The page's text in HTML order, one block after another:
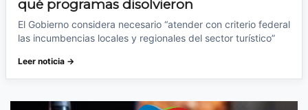
qué programas disolvieron
El Gobierno considera necesario “atender con criterio federal
las incumbencias locales y regionales del sector turístico”
Leer noticia →